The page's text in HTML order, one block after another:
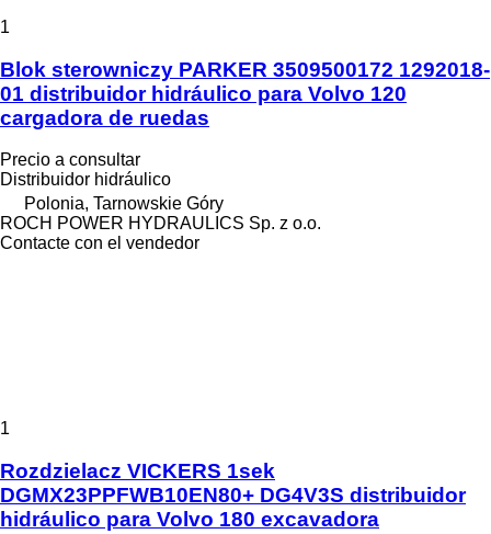
1
Blok sterowniczy PARKER 3509500172 1292018-
01 distribuidor hidráulico para Volvo 120
cargadora de ruedas
Precio a consultar
Distribuidor hidráulico
Polonia, Tarnowskie Góry
ROCH POWER HYDRAULICS Sp. z o.o.
Contacte con el vendedor
1
Rozdzielacz VICKERS 1sek
DGMX23PPFWB10EN80+ DG4V3S distribuidor
hidráulico para Volvo 180 excavadora